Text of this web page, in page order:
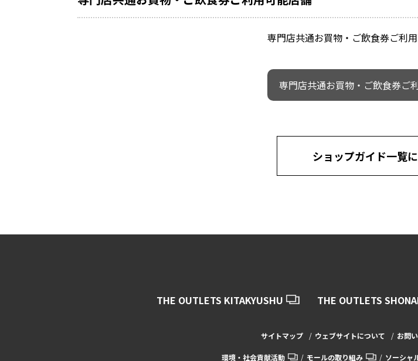
専門店共通お買物・ご飲食券ご利
専門店共通お買物・ご飲食券ご
ショップガイド一覧
THE OUTLETS KITAKYUSHU THE OUTLETS
サイトマップ ウェブサイトについて お問
環境・社会貢献活動 モールの取り組み ソーシャ